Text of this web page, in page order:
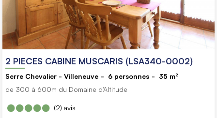
2 PIECES CABINE MUSCARIS (LSA340-0002)
Serre Chevalier - Villeneuve 6 personnes 35 m²
de 300 à 600m du Domaine d'Altitude
avis
(2)